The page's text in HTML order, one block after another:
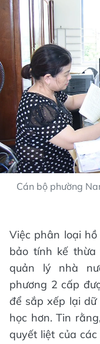
Cán bộ phường
Việc phân loại
bảo tính kế
quản lý nhà
phương 2 cấp
để sắp xếp lại
học hơn. Tin
quyết liệt của